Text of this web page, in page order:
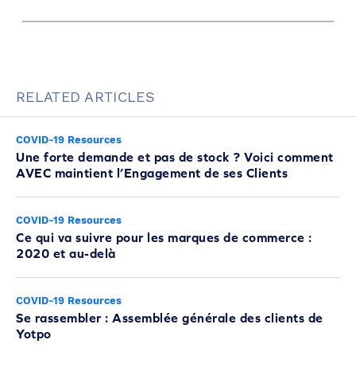
RELATED ARTICLES
COVID-19 Resources
Une forte demande et pas de stock ? Voici comment
AVEC maintient l’Engagement de ses Clients
COVID-19 Resources
Ce qui va suivre pour les marques de commerce :
2020 et au-delà
COVID-19 Resources
Se rassembler : Assemblée générale des clients de
Yotpo